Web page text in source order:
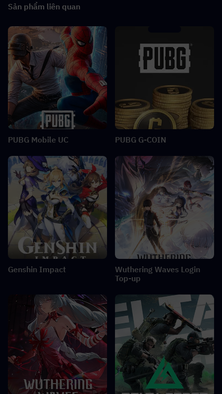
Sản phẩm liên quan
PUBG Mobile UC PUBG G-COIN
Genshin Impact
Wuthering Waves Login
Top-up